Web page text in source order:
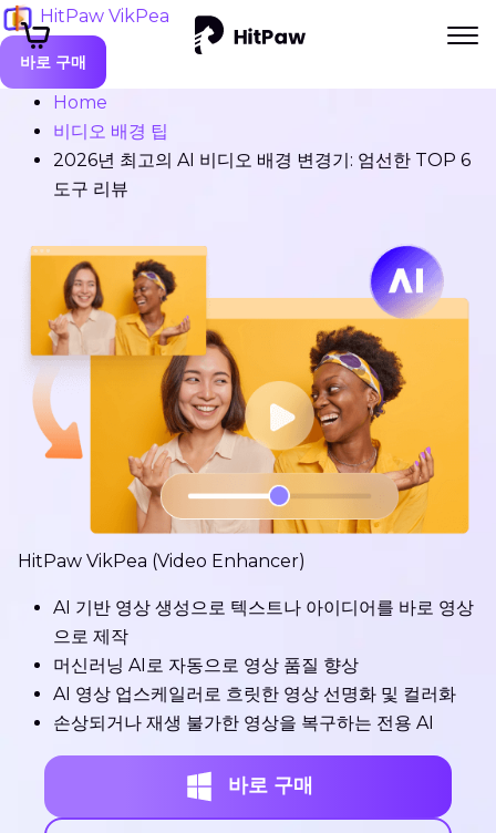
HitPaw VikPea
바로 구매
Home
비디오 배경 팁
2026년 최고의 AI 비디오 배경 변경기: 엄선한 TOP 6
도구 리뷰
HitPaw VikPea (Video Enhancer)
AI 기반 영상 생성으로 텍스트나 아이디어를 바로 영상
으로 제작
머신러닝 AI로 자동으로 영상 품질 향상
AI 영상 업스케일러로 흐릿한 영상 선명화 및 컬러화
손상되거나 재생 불가한 영상을 복구하는 전용 AI
바로 구매